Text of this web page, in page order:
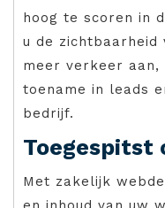
hoog te scoren in
u de
meer verkeer
toename in leads
bedrijf.
Toegespitst
Met zakelijk